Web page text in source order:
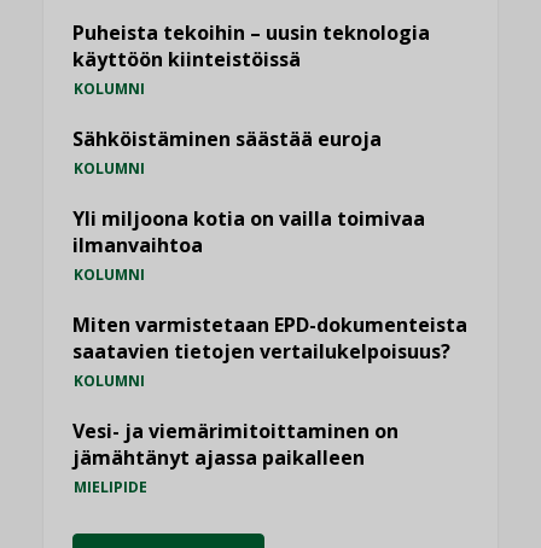
Puheista tekoihin – uusin teknologia
käyttöön kiinteistöissä
KOLUMNI
Sähköistäminen säästää euroja
KOLUMNI
Yli miljoona kotia on vailla toimivaa
ilmanvaihtoa
KOLUMNI
Miten varmistetaan EPD-dokumenteista
saatavien tietojen vertailukelpoisuus?
KOLUMNI
Vesi- ja viemärimitoittaminen on
jämähtänyt ajassa paikalleen
MIELIPIDE